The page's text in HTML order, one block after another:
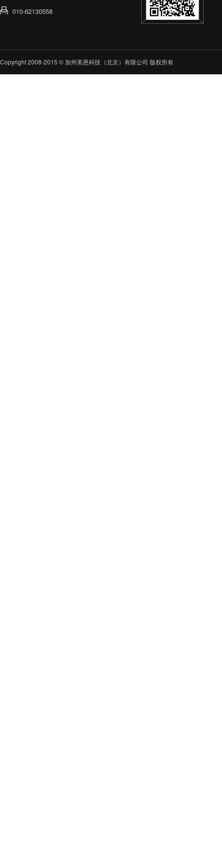
010-62130558
Copyright 2008-2015 © 加州美恩科技（北京）有限公司 版权所有